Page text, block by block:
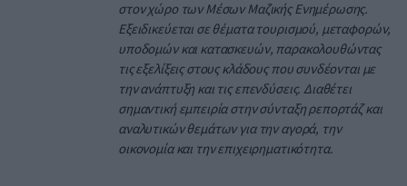
στον χώρο των Μέσων Μαζικής Ενημέρωσης.
Εξειδικεύεται σε θέματα τουρισμού, μεταφορών,
υποδομών και κατασκευών, παρακολουθώντας
τις εξελίξεις στους κλάδους που συνδέονται με
την ανάπτυξη και τις επενδύσεις. Διαθέτει
σημαντική εμπειρία στην σύνταξη ρεπορτάζ και
αναλυτικών θεμάτων για την αγορά, την
οικονομία και την επιχειρηματικότητα.